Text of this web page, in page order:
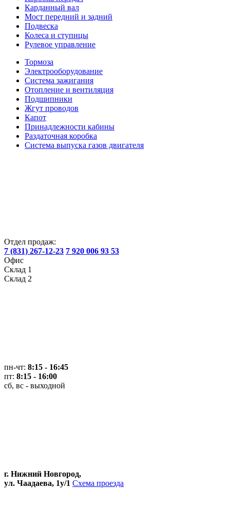
Карданный вал
Мост передний и задний
Подвеска
Колеса и ступицы
Рулевое управление
Тормоза
Электрооборудование
Система зажигания
Отопление и вентиляция
Подшипники
Жгут проводов
Капот
Принадлежности кабины
Раздаточная коробка
Система выпуска газов двигателя
Отдел продаж:
7 (831) 267-12-23 7 920 006 93 53
Офис
Склад 1
Склад 2
пн-чт: 8:15 - 16:45
пт: 8:15 - 16:00
сб, вс - выходной
г. Нижний Новгород,
ул. Чаадаева, 1у/1 Схема проезда